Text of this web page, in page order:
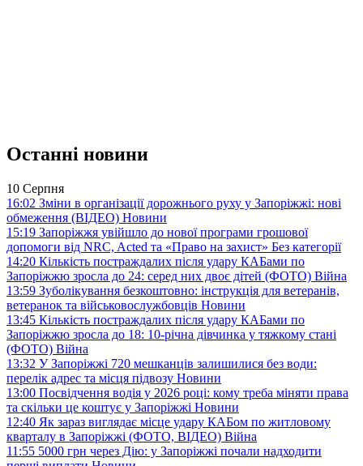
Останні новини
10 Серпня
16:02 Зміни в організації дорожнього руху у Запоріжжі: нові
обмеження (ВІДЕО) Новини
15:19 Запоріжжя увійшло до нової програми грошової
допомоги від NRC, Acted та «Право на захист» Без категорії
14:20 Кількість постраждалих після удару КАБами по
Запоріжжю зросла до 24: серед них двоє дітей (ФОТО) Війна
13:59 Зуболікування безкоштовно: інструкція для ветеранів,
ветеранок та військовослужбовців Новини
13:45 Кількість постраждалих після удару КАБами по
Запоріжжю зросла до 18: 10-річна дівчинка у тяжкому стані
(ФОТО) Війна
13:32 У Запоріжжі 720 мешканців залишилися без води:
перелік адрес та місця підвозу Новини
13:00 Посвідчення водія у 2026 році: кому треба міняти права
та скільки це коштує у Запоріжжі Новини
12:40 Як зараз виглядає місце удару КАБом по житловому
кварталу в Запоріжжі (ФОТО, ВІДЕО) Війна
11:55 5000 грн через Дію: у Запоріжжі почали надходити